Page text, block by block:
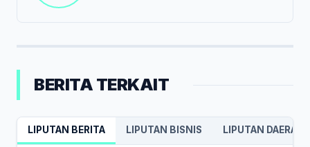
BERITA TERKAIT
LIPUTAN BERITA LIPUTAN BISNIS LIPUTAN DAERAH